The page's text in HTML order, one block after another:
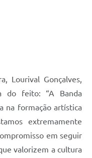
Lourival Gonçalves,
do feito: “A Banda
na formação artística
extremamente
em seguir
valorizem a cultura